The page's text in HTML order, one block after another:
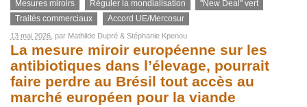
Mesures miroirs Réguler la mondialisation
"New Deal" vert
Traités commerciaux
Accord UE/Mercosur
13 mai 2026, par Mathilde Dupré & Stéphanie Kpenou
La mesure miroir européenne sur les
antibiotiques dans l’élevage, pourrait
faire perdre au Brésil tout accès au
marché européen pour la viande